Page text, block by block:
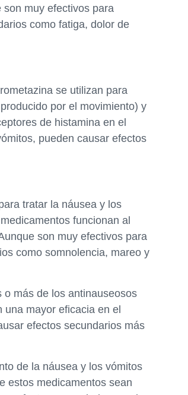
son muy efectivos para
como fatiga, dolor de
se utilizan para
por el movimiento) y
de histamina en el
pueden causar efectos
tratar la náusea y los
funcionan al
son muy efectivos para
como somnolencia, mareo y
más de los antinauseosos
mayor eficacia en el
efectos secundarios más
de la náusea y los vómitos
estos medicamentos sean